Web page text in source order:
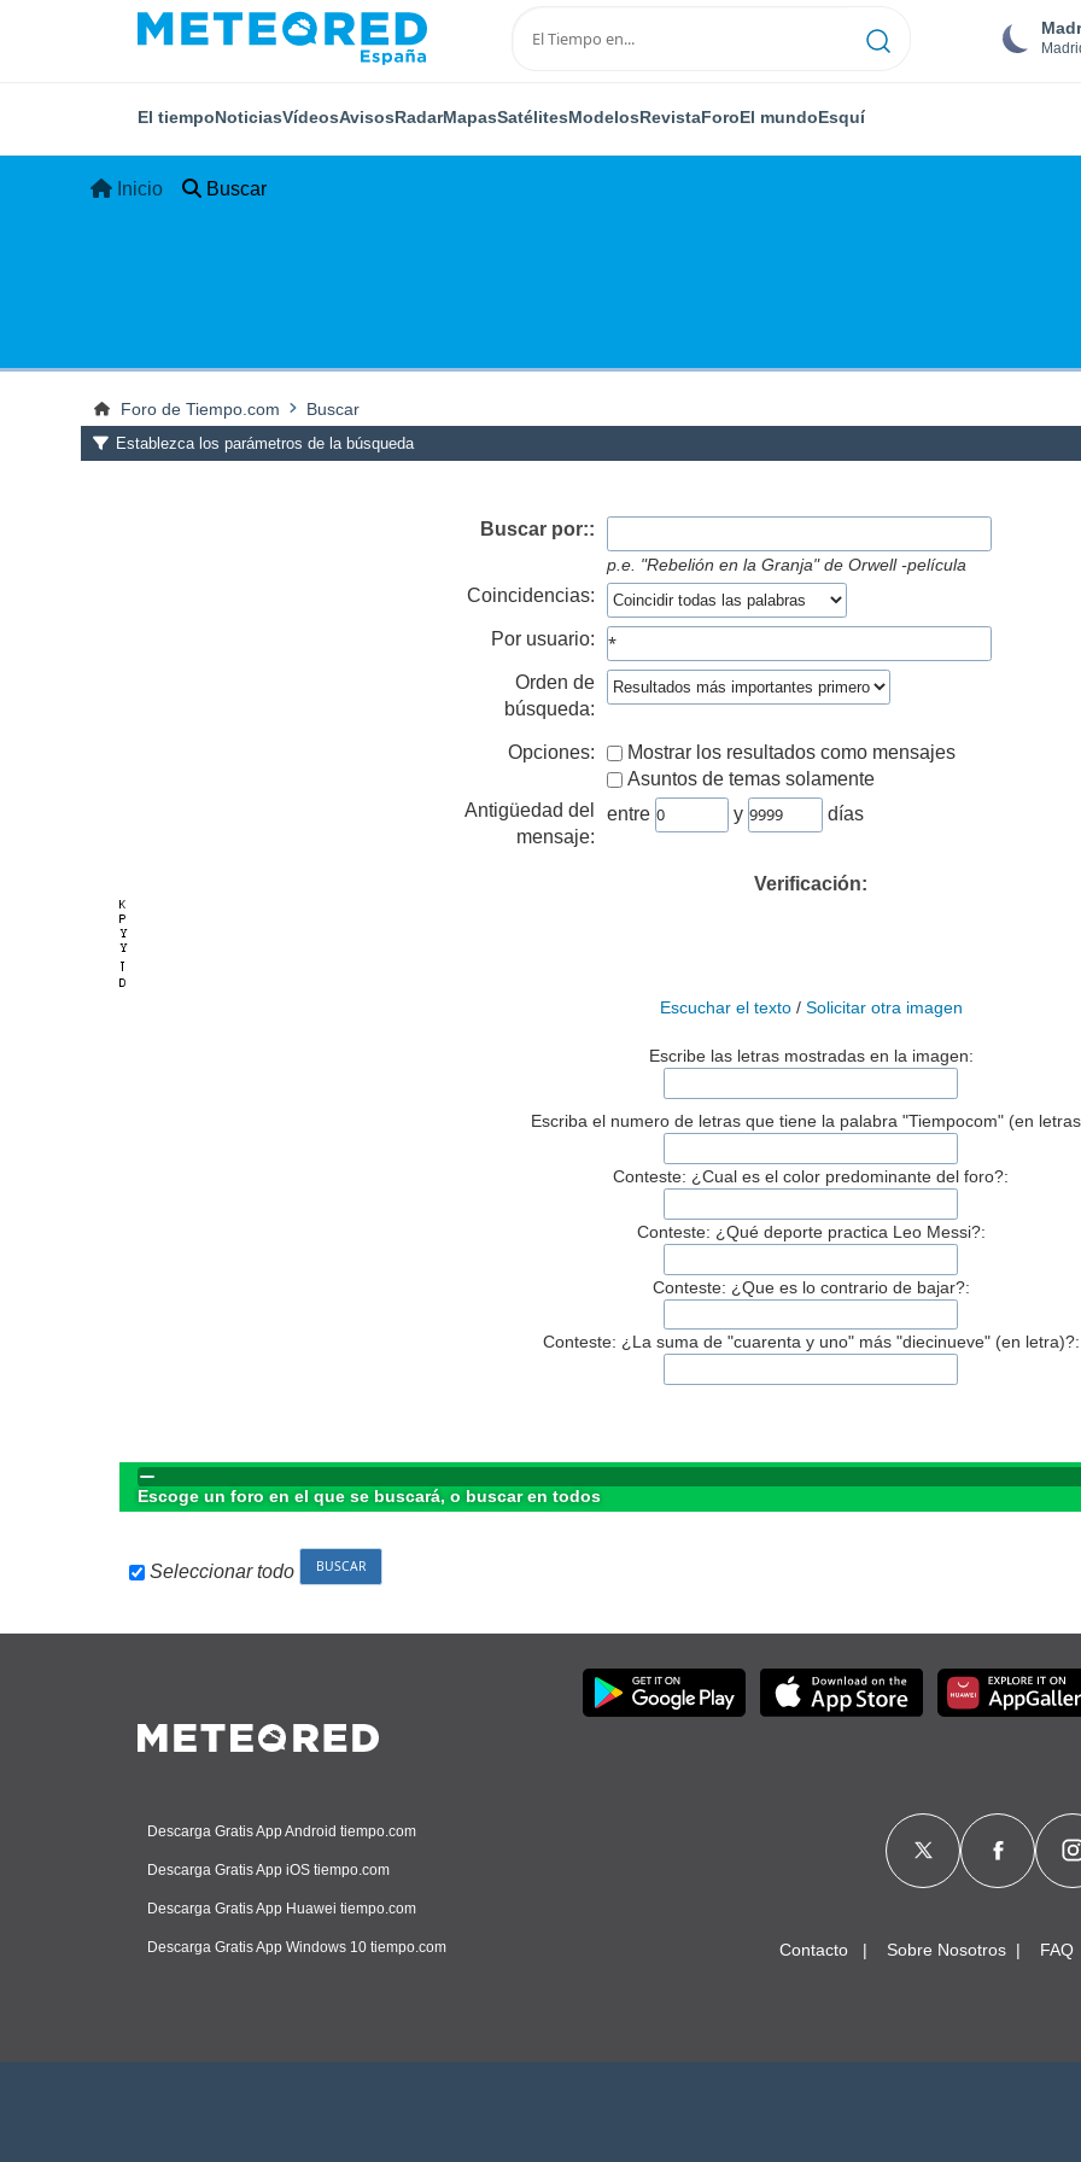
El tiempoNoticiasVídeosAvisosRadarMapasSatélitesModelosRevistaForoEl mundoEsquí
Inicio Buscar
Foro de Tiempo.com Buscar
Establezca los parámetros de la búsqueda
Buscar por::
p.e. "Rebelión en la Granja" de Orwell -película
Coincidencias:
Por usuario:
Orden de
búsqueda:
Opciones:
Mostrar los resultados como mensajes
Asuntos de temas solamente
Antigüedad del
mensaje:
entre y días
Verificación:
Escuchar el texto/ Solicitar otra imagen
Escribe las letras mostradas en la imagen:
Escriba el numero de letras que tiene la palabra "Tiempocom" (en
Conteste: ¿Cual es el color predominante del foro?:
Conteste: ¿Qué deporte practica Leo Messi?:
Conteste: ¿Que es lo contrario de bajar?:
Conteste: ¿La suma de "cuarenta y uno" más "diecinueve" (en letra)?:
Escoge un foro en el que se buscará, o buscar en todos
Seleccionar todo
Descarga Gratis App Android tiempo.com
Descarga Gratis App iOS tiempo.com
Descarga Gratis App Huawei tiempo.com
Descarga Gratis App Windows 10 tiempo.com Contacto Sobre Nosotros FAQ